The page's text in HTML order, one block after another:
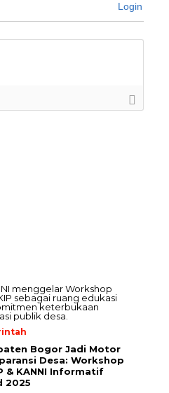
Login
Bogor Jadi Motor
Desa: Workshop
& KANNI Informatif
2025